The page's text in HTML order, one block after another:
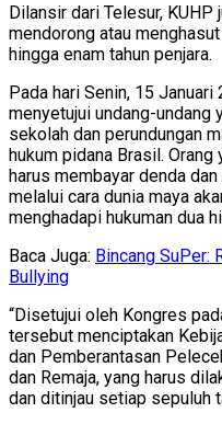
Dilansir dari Telesur, KUHP
mendorong atau
hingga enam tahun penjara.
Pada hari Senin, 15
menyetujui undang-undang
sekolah dan perundungan
hukum pidana Brasil. Orang
harus membayar denda
melalui cara dunia maya
menghadapi hukuman dua
Baca Juga: Bincang SuPer:
Bullying
“Disetujui oleh Kongres
tersebut menciptakan
dan Pemberantasan
dan Remaja, yang harus
dan ditinjau setiap sepuluh